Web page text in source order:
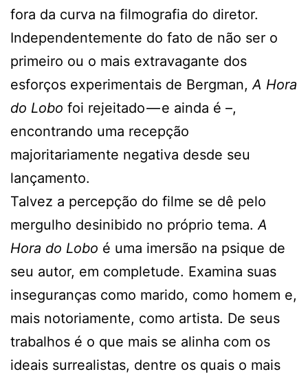
fora da curva na filmografia do diretor.
Independentemente do fato de não ser o
primeiro ou o mais extravagante dos
esforços experimentais de Bergman,A Hora
do Lobo foi rejeitado — e ainda é –,
encontrando uma recepção
majoritariamente negativa desde seu
lançamento.
Talvez a percepção do filme se dê pelo
mergulho desinibido no próprio tema.A
Hora do Lobo é uma imersão na psique de
seu autor, em completude. Examina suas
inseguranças como marido, como homem e,
mais notoriamente, como artista. De seus
trabalhos é o que mais se alinha com os
ideais surrealistas, dentre os quais o mais